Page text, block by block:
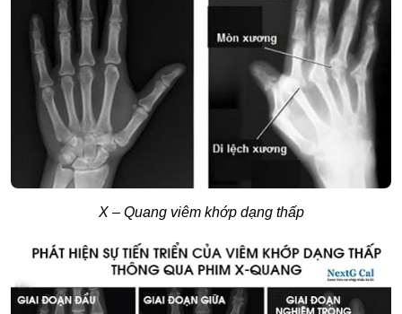
X – Quang viêm khớp dạng thấp